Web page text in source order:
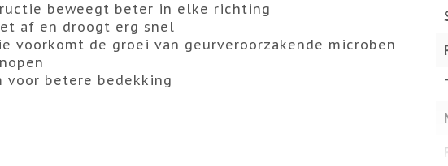
beweegt beter in elke richting
af en droogt erg snel
voorkomt de groei van geurveroorzakende microben
voor betere bedekking